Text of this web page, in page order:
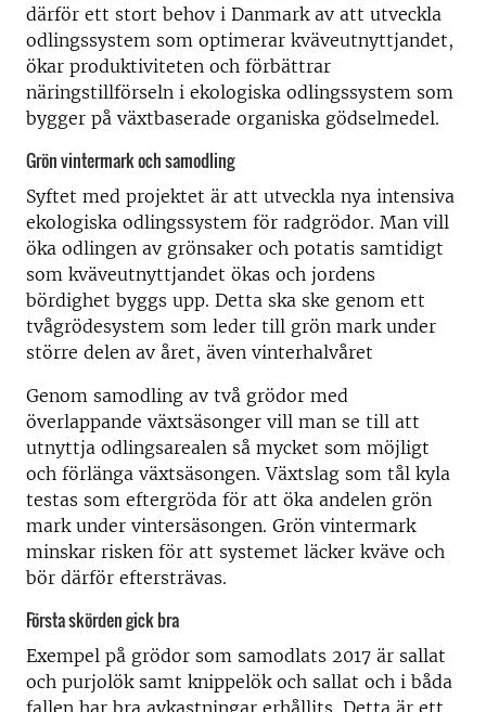
därför ett stort behov i Danmark av att utveckla
odlingssystem som optimerar kväveutnyttjandet,
ökar produktiviteten och förbättrar
näringstillförseln i ekologiska odlingssystem som
bygger på växtbaserade organiska gödselmedel.
Grön vintermark och samodling
Syftet med projektet är att utveckla nya intensiva
ekologiska odlingssystem för radgrödor. Man vill
öka odlingen av grönsaker och potatis samtidigt
som kväveutnyttjandet ökas och jordens
bördighet byggs upp. Detta ska ske genom ett
tvågrödesystem som leder till grön mark under
större delen av året, även vinterhalvåret
Genom samodling av två grödor med
överlappande växtsäsonger vill man se till att
utnyttja odlingsarealen så mycket som möjligt
och förlänga växtsäsongen. Växtslag som tål kyla
testas som eftergröda för att öka andelen grön
mark under vintersäsongen. Grön vintermark
minskar risken för att systemet läcker kväve och
bör därför eftersträvas.
Första skörden gick bra
Exempel på grödor som samodlats 2017 är sallat
och purjolök samt knippelök och sallat och i båda
fallen har bra avkastningar erhållits. Detta är ett